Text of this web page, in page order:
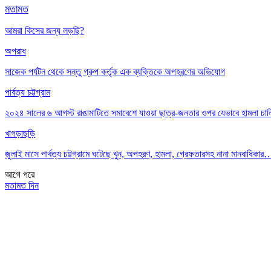
মতামত
আমরা কিসের জন্য লড়ছি?
অপরাধ
সাজেক পর্যটন থেকে সন্তু গ্রুপ কর্তৃক এক ব্যক্তিকে অপহরণের অভিযোগ
পার্বত্য চট্টগ্রাম
২০২৪ সালের ৬ আগস্ট রাঙামাটিতে সমাবেশে যাওয়া ছাত্র-জনতার ওপর যেভাবে হামলা
খাগড়াছড়ি
জুলাই মাসে পার্বত্য চট্টগ্রামে ঘটেছে খুন, অপহরণ, হামলা, গ্রেফতারসহ নানা
আগে পরে
মতামত দিন